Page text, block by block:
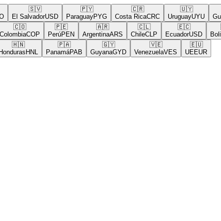
🇸🇻
El SalvadorUSD
🇵🇾
ParaguayPYG
🇨🇷
Costa RicaCRC
🇺🇾
UruguayUYU
🇨🇴
COP
🇵🇪
PerúPEN
🇦🇷
ArgentinaARS
🇨🇱
ChileCLP
🇪🇨
EcuadorUSD
Bolivia
🇭🇳
HNL
🇵🇦
PanamáPAB
🇬🇾
GuyanaGYD
🇻🇪
VenezuelaVES
🇪🇺
UEEUR